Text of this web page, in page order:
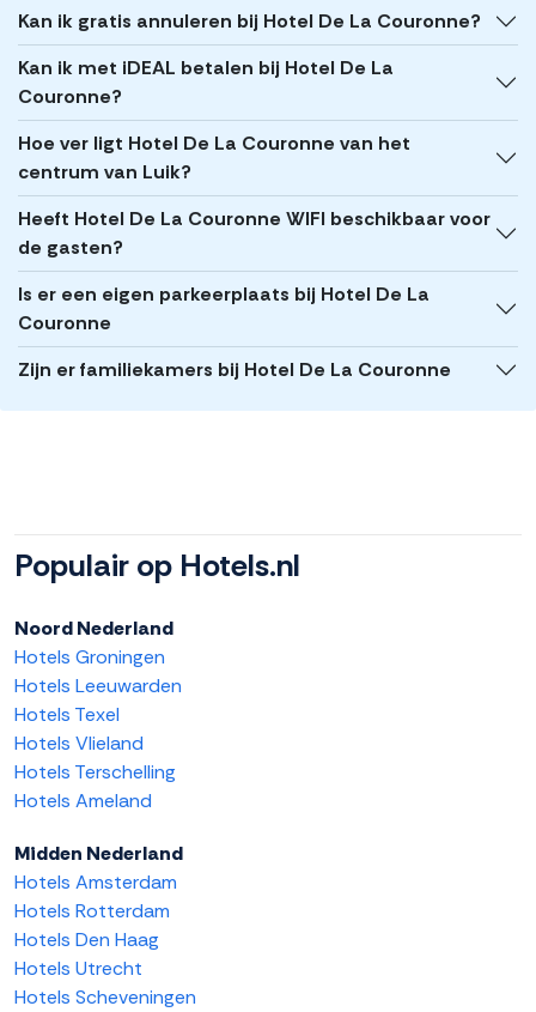
Kan ik gratis annuleren bij Hotel De La Couronne?
Kan ik met iDEAL betalen bij Hotel De La
Couronne?
Hoe ver ligt Hotel De La Couronne van het
centrum van Luik?
Heeft Hotel De La Couronne WIFI beschikbaar voor
de gasten?
Is er een eigen parkeerplaats bij Hotel De La
Couronne
Zijn er familiekamers bij Hotel De La Couronne
Populair op Hotels.nl
Noord Nederland
Hotels Groningen
Hotels Leeuwarden
Hotels Texel
Hotels Vlieland
Hotels Terschelling
Hotels Ameland
Midden Nederland
Hotels Amsterdam
Hotels Rotterdam
Hotels Den Haag
Hotels Utrecht
Hotels Scheveningen